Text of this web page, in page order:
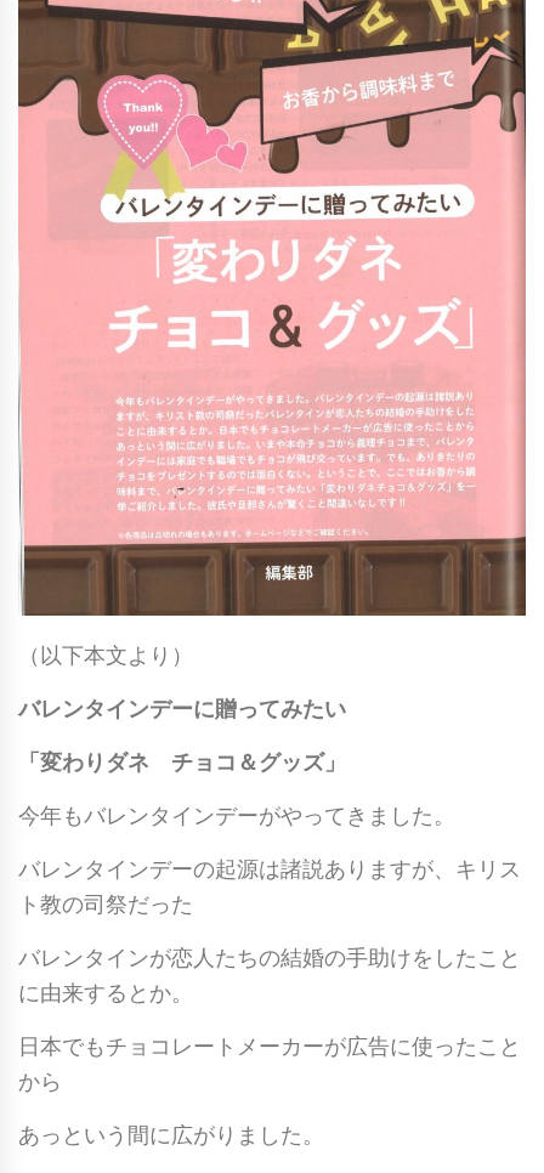
（以下本文より）
バレンタインデーに贈ってみたい
「変わりダネ チョコ＆グッズ」
今年もバレンタインデーがやってきました。
バレンタインデーの起源は諸説ありますが、キリス
ト教の司祭だった
バレンタインが恋人たちの結婚の手助けをしたこと
に由来するとか。
日本でもチョコレートメーカーが広告に使ったこと
から
あっという間に広がりました。